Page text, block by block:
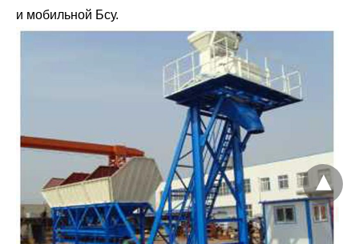
и мобильной Бсу.